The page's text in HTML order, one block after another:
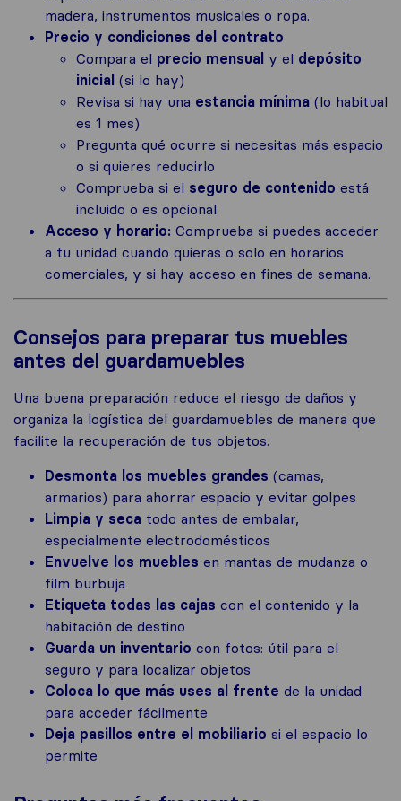
madera, instrumentos musicales o ropa.
Precio y condiciones del contrato
Compara el precio mensual y el depósito
inicial (si lo hay)
Revisa si hay una estancia mínima (lo habitual
es 1 mes)
Pregunta qué ocurre si necesitas más espacio
o si quieres reducirlo
Comprueba si el seguro de contenido está
incluido o es opcional
Acceso y horario: Comprueba si puedes acceder
a tu unidad cuando quieras o solo en horarios
comerciales, y si hay acceso en fines de semana.
Consejos para preparar tus muebles
antes del guardamuebles
Una buena preparación reduce el riesgo de daños y
organiza la logística del guardamuebles de manera que
facilite la recuperación de tus objetos.
Desmonta los muebles grandes (camas,
armarios) para ahorrar espacio y evitar golpes
Limpia y seca todo antes de embalar,
especialmente electrodomésticos
Envuelve los muebles en mantas de mudanza o
film burbuja
Etiqueta todas las cajas con el contenido y la
habitación de destino
Guarda un inventario con fotos: útil para el
seguro y para localizar objetos
Coloca lo que más uses al frente de la unidad
para acceder fácilmente
Deja pasillos entre el mobiliario si el espacio lo
permite